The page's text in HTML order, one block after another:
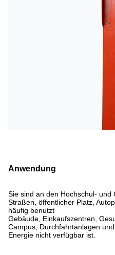
Anwendung
Sie sind an den Hochschul- und
Straßen, öffentlicher Platz,
häufig benutzt
Gebäude, Einkaufszentren,
Campus, Durchfahrtanlagen
Energie nicht verfügbar ist.